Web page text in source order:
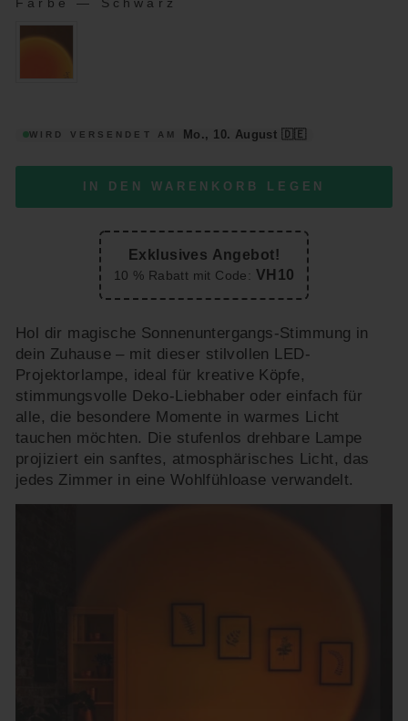
WIRD VERSENDET AM Mo., 10. August 🇩🇪
IN DEN WARENKORB LEGEN
Exklusives Angebot!
10 % Rabatt mit Code: VH10
Hol dir magische Sonnenuntergangs-Stimmung in
dein Zuhause – mit dieser stilvollen LED-
Projektorlampe, ideal für kreative Köpfe,
stimmungsvolle Deko-Liebhaber oder einfach für
alle, die besondere Momente in warmes Licht
tauchen möchten. Die stufenlos drehbare Lampe
projiziert ein sanftes, atmosphärisches Licht, das
jedes Zimmer in eine Wohlfühloase verwandelt.